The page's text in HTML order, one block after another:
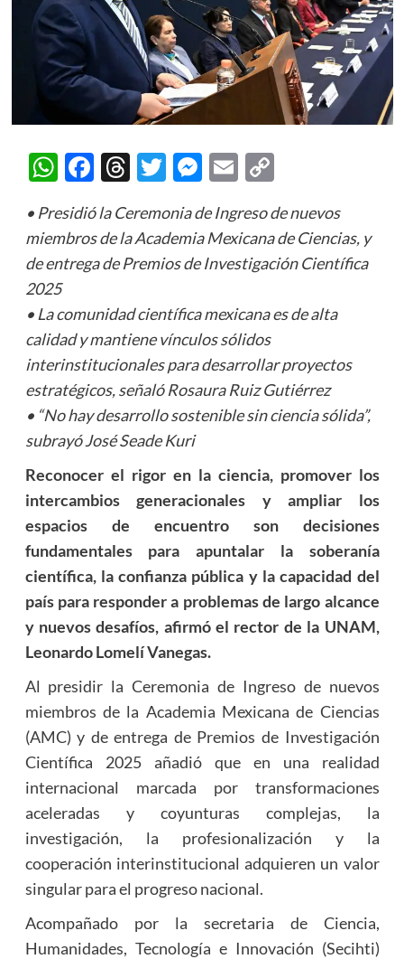
WhatsApp
Facebook
Threads
Twitter
Messenger
EmailCopy
• Presidió la Ceremonia de Ingreso de nuevos
miembros de la Academia Mexicana de Ciencias, y
de entrega de Premios de Investigación Científica
2025
• La comunidad científica mexicana es de alta
calidad y mantiene vínculos sólidos
interinstitucionales para desarrollar proyectos
estratégicos, señaló Rosaura Ruiz Gutiérrez
• “No hay desarrollo sostenible sin ciencia sólida”,
subrayó José Seade Kuri
Reconocer el rigor en la ciencia, promover los
intercambios generacionales y ampliar los
espacios de encuentro son decisiones
fundamentales para apuntalar la soberanía
científica, la confianza pública y la capacidad del
país para responder a problemas de largo alcance
y nuevos desafíos, afirmó el rector de la UNAM,
Leonardo Lomelí Vanegas.
Al presidir la Ceremonia de Ingreso de nuevos
miembros de la Academia Mexicana de Ciencias
(AMC) y de entrega de Premios de Investigación
Científica 2025 añadió que en una realidad
internacional marcada por transformaciones
aceleradas y coyunturas complejas, la
investigación, la profesionalización y la
cooperación interinstitucional adquieren un valor
singular para el progreso nacional.
Acompañado por la secretaria de Ciencia,
Humanidades, Tecnología e Innovación (Secihti)